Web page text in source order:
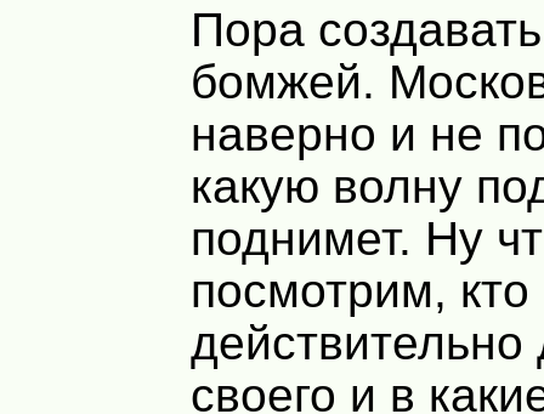
Пора
бомжей.
наверно и не
какую волну
поднимет. Ну
посмотрим, кто
действительно
своего и в